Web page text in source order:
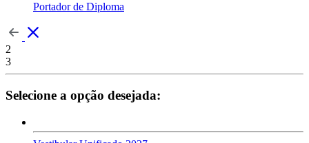
Portador de Diploma
2
3
Selecione a opção desejada: